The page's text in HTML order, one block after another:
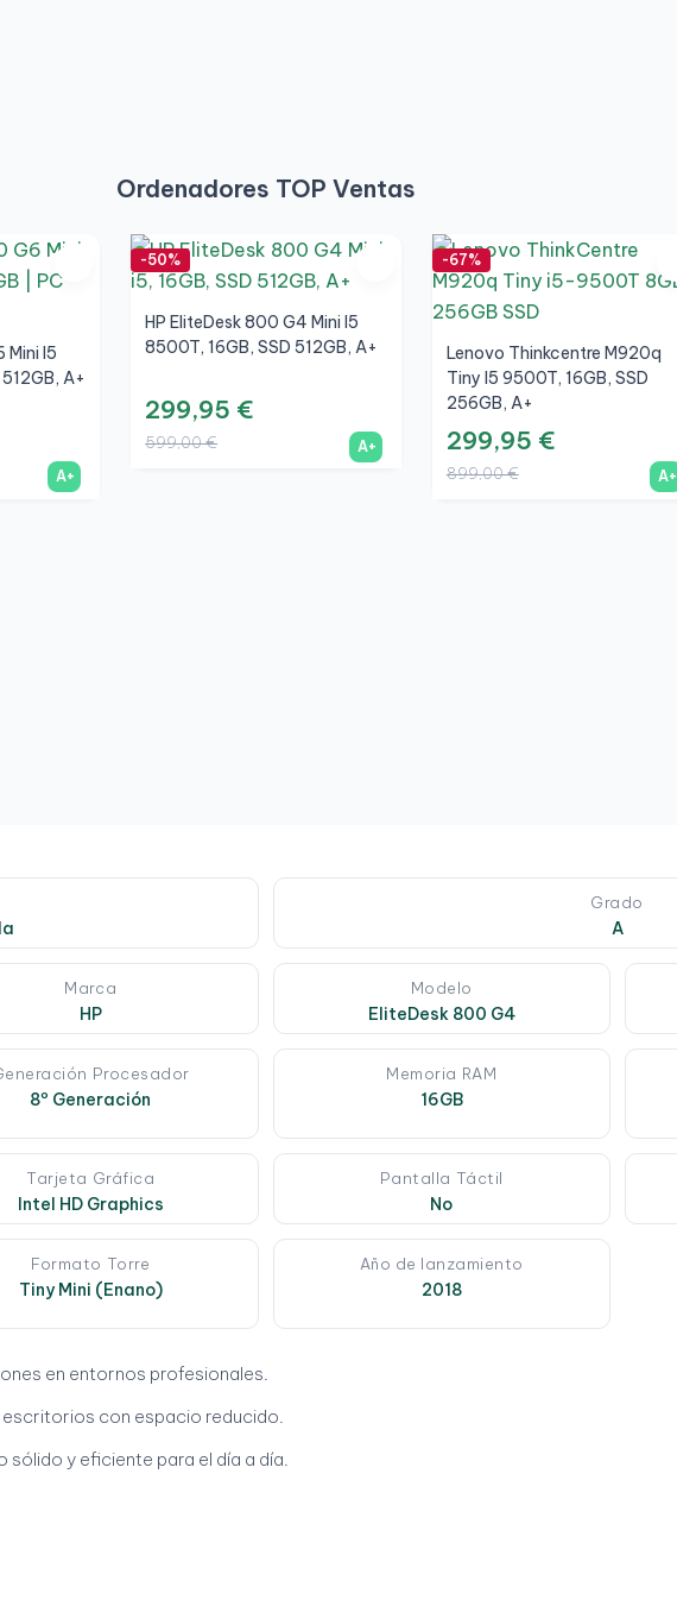
Ordenadores TOP Ventas
Mini I5
A+
A+
-50%
HP EliteDesk 800 G4 Mini I5
8500T, 16GB, SSD 512GB, A+
299,95 €
599,00 € A+
-67%
Lenovo Thinkcentre M920q
Tiny I5 9500T, 16GB, SSD
256GB, A+
299,95 €
899,00 € A+
Grado
A
Marca
HP
Modelo
EliteDesk 800 G4
Procesador
8º Generación
Memoria RAM
16GB
Tarjeta Gráfica
Intel HD Graphics
Pantalla Táctil
No
Formato Torre
Tiny Mini (Enano)
Año de lanzamiento
2018
en entornos profesionales.
con espacio reducido.
sólido y eficiente para el día a día.